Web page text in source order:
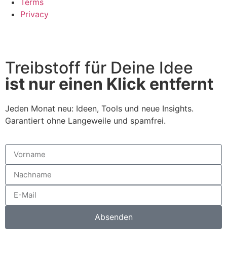
Terms
Privacy
Treibstoff für Deine Idee
ist nur einen Klick entfernt
Jeden Monat neu: Ideen, Tools und neue Insights.
Garantiert ohne Langeweile und spamfrei.
Absenden